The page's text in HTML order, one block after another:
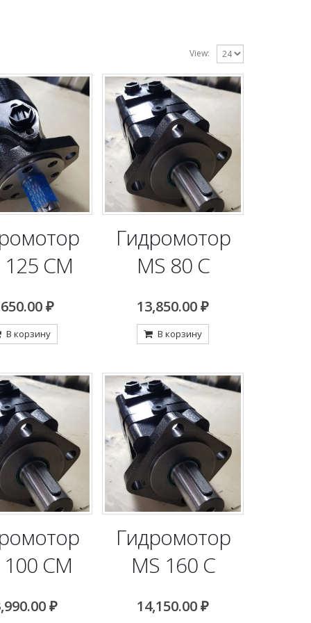
View:
CM
₽
В корзину
Гидромотор
MS 80 C
13,850.00₽
В корзину
CM
₽
Гидромотор
MS 160 C
14,150.00₽